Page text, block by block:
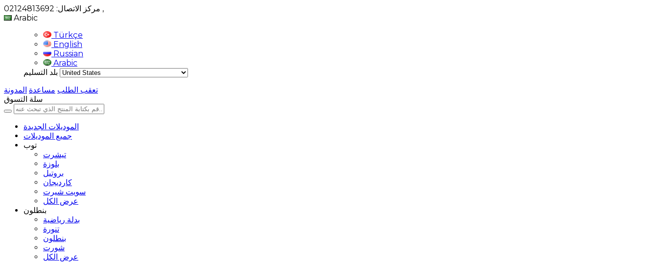
,
Arabic
Türkçe
English
Russian
Arabic
بلد التسليم
تعقب الطلب مساعدة المدونة
سلة التسوق
الموديلات الجديدة
جميع الموديلات
توب
تيشرت
بلوزة
بروتيل
كارديجان
سويت شيرت
عرض الكل
بنطلون
بدلة رياضية
تنورة
بنطلون
شورت
عرض الكل